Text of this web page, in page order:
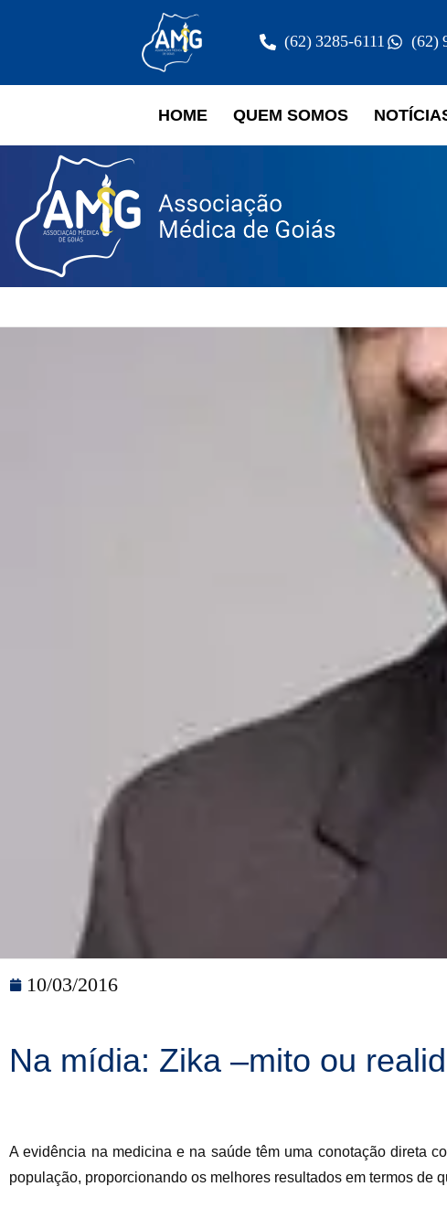
(62) 3285-6111 (62)
HOME QUEM SOMOS
10/03/2016
Na mídia: Zika –mito ou
A evidência na medicina e na saúde têm uma conotação direta
população, proporcionando os melhores resultados em termos de